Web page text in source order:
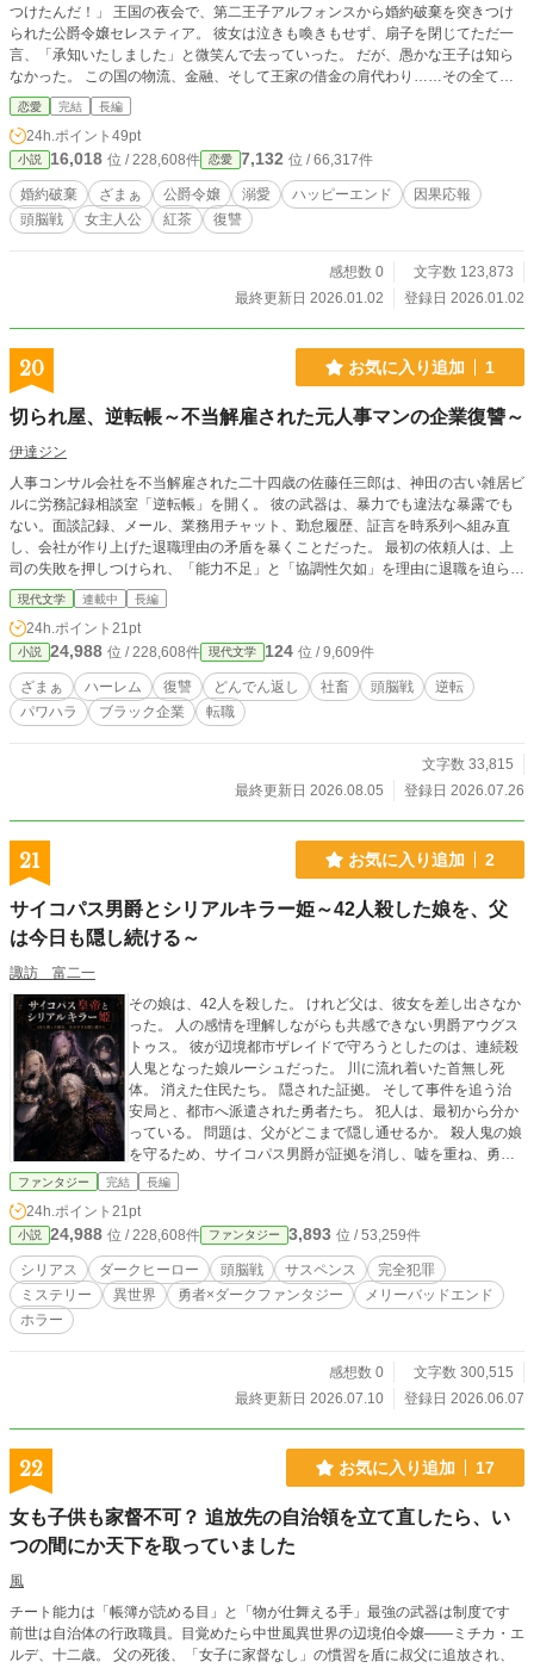
つけたんだ！」 王国の夜会で、第二王子アルフォンスから婚約破棄を突きつけ
られた公爵令嬢セレスティア。 彼女は泣きも喚きもせず、扇子を閉じてただ一
言、「承知いたしました」と微笑んで去っていった。 だが、愚かな王子は知ら
なかった。 この国の物流、金融、そして王家の借金の肩代わり……その全てを
支えていたのが、セレスティアの手腕だったことを。 彼女が去った翌日から、
王宮の地獄が始まった。 届かない食材、止まる水道、凍結される銀行口座、そ
して逃げ出す使用人たち。 「愛があればお金なんて」と語っていた王子と浮気
相手の男爵令嬢は、カビたパンと泥水を啜りながら、じわじわと真綿で首を絞め
るような絶望へと追い込まれていく。 一方、自由になったセレスティアの前に
は、隣国アークライト帝国の皇太子ジークフリートが現れる。 「君という至宝
を捨てるような国は、私が買い取ろう」 最強の経済手腕を持つ令嬢と、武力と
で元婚約者を社会的抹殺に追い込む、恐ろしくも優雅な復讐と、極上の愛の物
恋愛 完結 長編
24h.ポイント 49pt
小説 16,018 位 / 228,608件 恋愛 7,132 位 / 66,317件
婚約破棄 ざまぁ 公爵令嬢 溺愛 ハッピーエンド
因果応報
頭脳戦
女主人公 紅茶 復讐
感想数 0
文字数 123,873
最終更新日 2026.01.02
登録日 2026.01.02
20 お気に入り追加 1
切られ屋、逆転帳～不当解雇された元人事マンの企業復讐～
伊達ジン
人事コンサル会社を不当解雇された二十四歳の佐藤任三郎は、神田の古い雑居ビ
ルに労務記録相談室「逆転帳」を開く。 彼の武器は、暴力でも違法な暴露でも
ない。面談記録、メール、業務用チャット、勤怠履歴、証言を時系列へ組み直
し、会社が作り上げた退職理由の矛盾を暴くことだった。 最初の依頼人は、上
司の失敗を押しつけられ、「能力不足」と「協調性欠如」を理由に退職を迫られ
た女性。しかし、彼女自身にも職場で問題視されるだけの欠点がある。 本人の
問題と会社の不正を切り分けながら、任三郎は出来事より先に作られていた評価
記録の存在へたどり着く。 弁護士、社会保険労務士、転職支援者、記者、元同
僚、元依頼人、そして敵側の人事担当者。立場の異なる女性たちとの衝突と共闘
を重ねるうち、個別の相談は任三郎自身の解雇と、企業が人を切るために作った
仕組みへつながっていく。 会社に記録された評価だけで、人間の価値を終わら
せない。 切られた人々が自分の言葉と人生を取り戻していく、証拠集め型の企
現代文学 連載中 長編
24h.ポイント 21pt
小説 24,988 位 / 228,608件 現代文学 124 位 / 9,609件
ざまぁ ハーレム 復讐 どんでん返し 社畜 頭脳戦
逆転
パワハラ
ブラック企業 転職
文字数 33,815
最終更新日 2026.08.05
登録日 2026.07.26
21 お気に入り追加 2
サイコパス男爵とシリアルキラー姫～42人殺した娘を、父
は今日も隠し続ける～
諏訪 富二一
その娘は、42人を殺した。 けれど父は、彼女を差し出さなか
った。 人の感情を理解しながらも共感できない男爵アウグス
トゥス。 彼が辺境都市ザレイドで守ろうとしたのは、連続殺
人鬼となった娘ルーシュだった。 川に流れ着いた首無し死
体。 消えた住民たち。 隠された証拠。 そして事件を追う治
安局と、都市へ派遣された勇者たち。 犯人は、最初から分か
っている。 問題は、父がどこまで隠し通せるか。 殺人鬼の娘
を守るため、サイコパス男爵が証拠を消し、嘘を重ね、勇者
と治安局の包囲網をすり抜ける。 異世界で始まる、父娘の完
ファンタジー 完結 長編
24h.ポイント 21pt
小説 24,988 位 / 228,608件 ファンタジー 3,893 位 / 53,259件
シリアス ダークヒーロー 頭脳戦 サスペンス
完全犯罪
ミステリー
異世界 勇者×ダークファンタジー
メリーバッドエンド
ホラー
感想数 0
文字数 300,515
最終更新日 2026.07.10
登録日 2026.06.07
22 お気に入り追加 17
女も子供も家督不可？ 追放先の自治領を立て直したら、い
つの間にか天下を取っていました
風
チート能力は「帳簿が読める目」と「物が仕舞える手」最強の武器は制度です
前世は自治体の行政職員。目覚めたら中世風異世界の辺境伯令嬢——ミチカ・エ
ルデ、十二歳。 父の死後、「女子に家督なし」の慣習を盾に叔父に追放され、